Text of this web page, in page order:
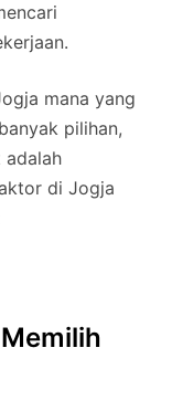
mana yang
pilihan,
adalah
di Jogja